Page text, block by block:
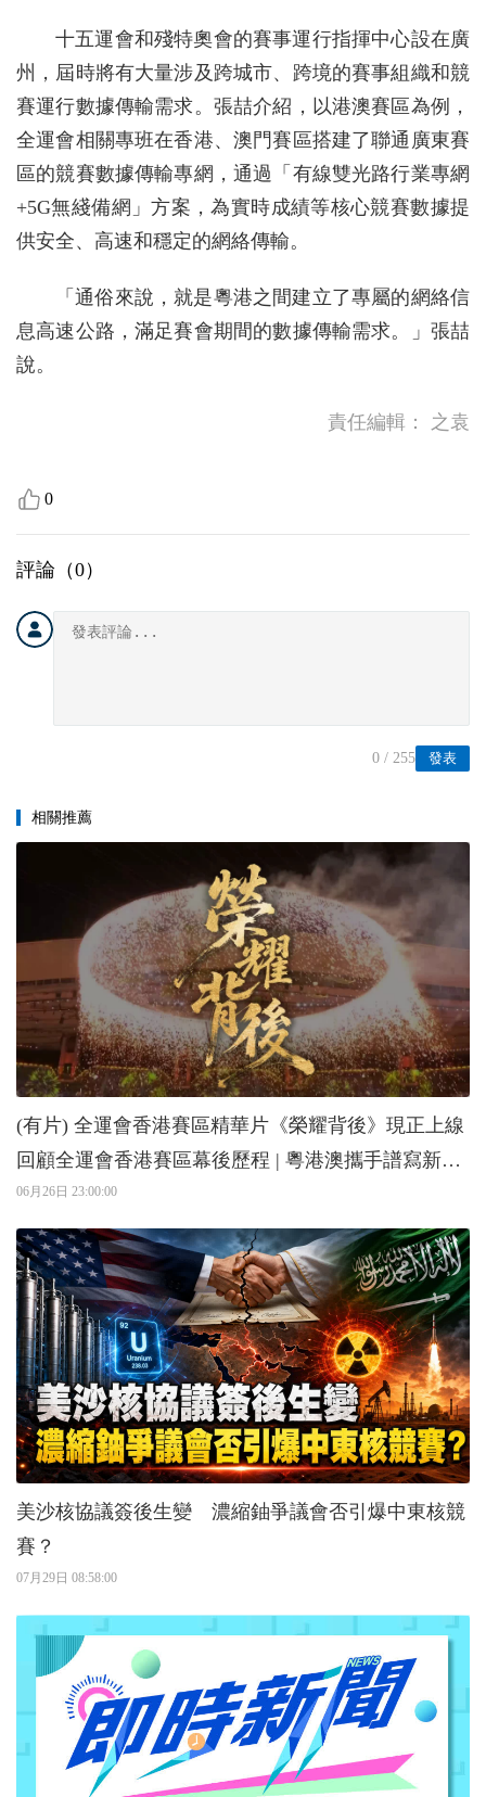
十五運會和殘特奧會的賽事運行指揮中心設在廣
州，屆時將有大量涉及跨城市、跨境的賽事組織和競
賽運行數據傳輸需求。張喆介紹，以港澳賽區為例，
全運會相關專班在香港、澳門賽區搭建了聯通廣東賽
區的競賽數據傳輸專網，通過「有線雙光路行業專網
+5G無綫備網」方案，為實時成績等核心競賽數據提
供安全、高速和穩定的網絡傳輸。
「通俗來說，就是粵港之間建立了專屬的網絡信
息高速公路，滿足賽會期間的數據傳輸需求。」張喆
說。
責任編輯： 之袁
0
評論（0）
發表
0 / 255
相關推薦
(有片) 全運會香港賽區精華片《榮耀背後》現正上線
回顧全運會香港賽區幕後歷程 | 粵港澳攜手譜寫新篇
章
06月26日 23:00:00
美沙核協議簽後生變 濃縮鈾爭議會否引爆中東核競
賽？
07月29日 08:58:00